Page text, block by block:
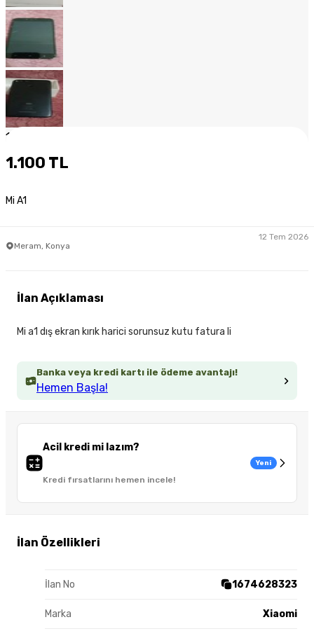
1
1.100 TL
Mi A1
Meram, Konya
12 Tem 2026
Banka veya kredi kartı ile ödeme avantajı!
Hemen Başla!
Acil kredi mi lazım?
Kredi fırsatlarını hemen incele!
Yeni
İlan Özellikleri
İlan No 1674628323
Marka Xiaomi
İlan Açıklaması
Mi a1 dış ekran kırık harici sorunsuz kutu fatura li